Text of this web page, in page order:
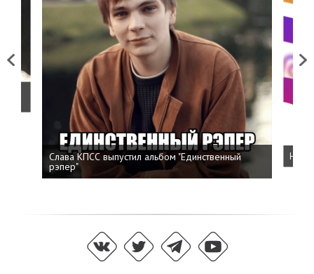
Previous
Слава КПСС выпустил альбом "Единственный
рэпер"
Next